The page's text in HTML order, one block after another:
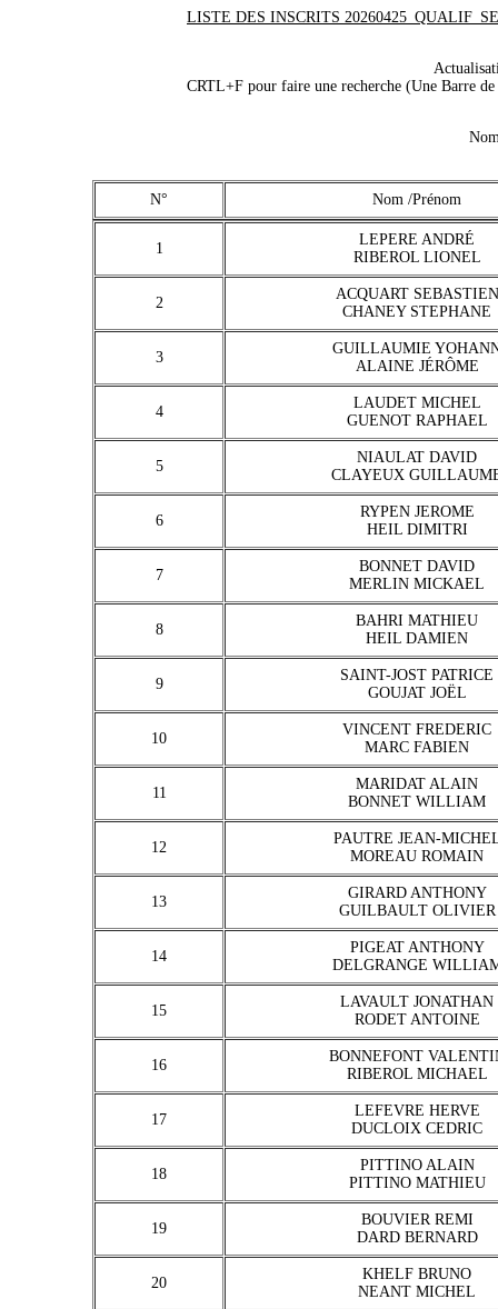
LISTE DES INSCRITS
CRTL+F pour faire une recherche (Une Barre
N° Nom /Prénom
1
LEPERE ANDRÉ
RIBEROL LIONEL
2
ACQUART SEBASTIEN
CHANEY STEPHANE
3
GUILLAUMIE
ALAINE JÉRÔME
4
LAUDET MICHEL
GUENOT RAPHAEL
5
NIAULAT DAVID
CLAYEUX
6
RYPEN JEROME
HEIL DIMITRI
7
BONNET DAVID
MERLIN MICKAEL
8
BAHRI MATHIEU
HEIL DAMIEN
9
SAINT-JOST PATRICE
GOUJAT JOËL
10
VINCENT FREDERIC
MARC FABIEN
11
MARIDAT ALAIN
BONNET WILLIAM
12
PAUTRE JEAN-
MOREAU ROMAIN
13
GIRARD ANTHONY
GUILBAULT OLIVIER
14
PIGEAT ANTHONY
DELGRANGE
15
LAVAULT JONATHAN
RODET ANTOINE
16
BONNEFONT
RIBEROL MICHAEL
17
LEFEVRE HERVE
DUCLOIX CEDRIC
18
PITTINO ALAIN
PITTINO MATHIEU
19
BOUVIER REMI
DARD BERNARD
20
KHELF BRUNO
NEANT MICHEL